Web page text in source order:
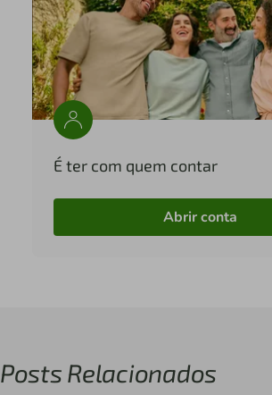
É ter com quem contar
Abrir conta
Posts Relacionados